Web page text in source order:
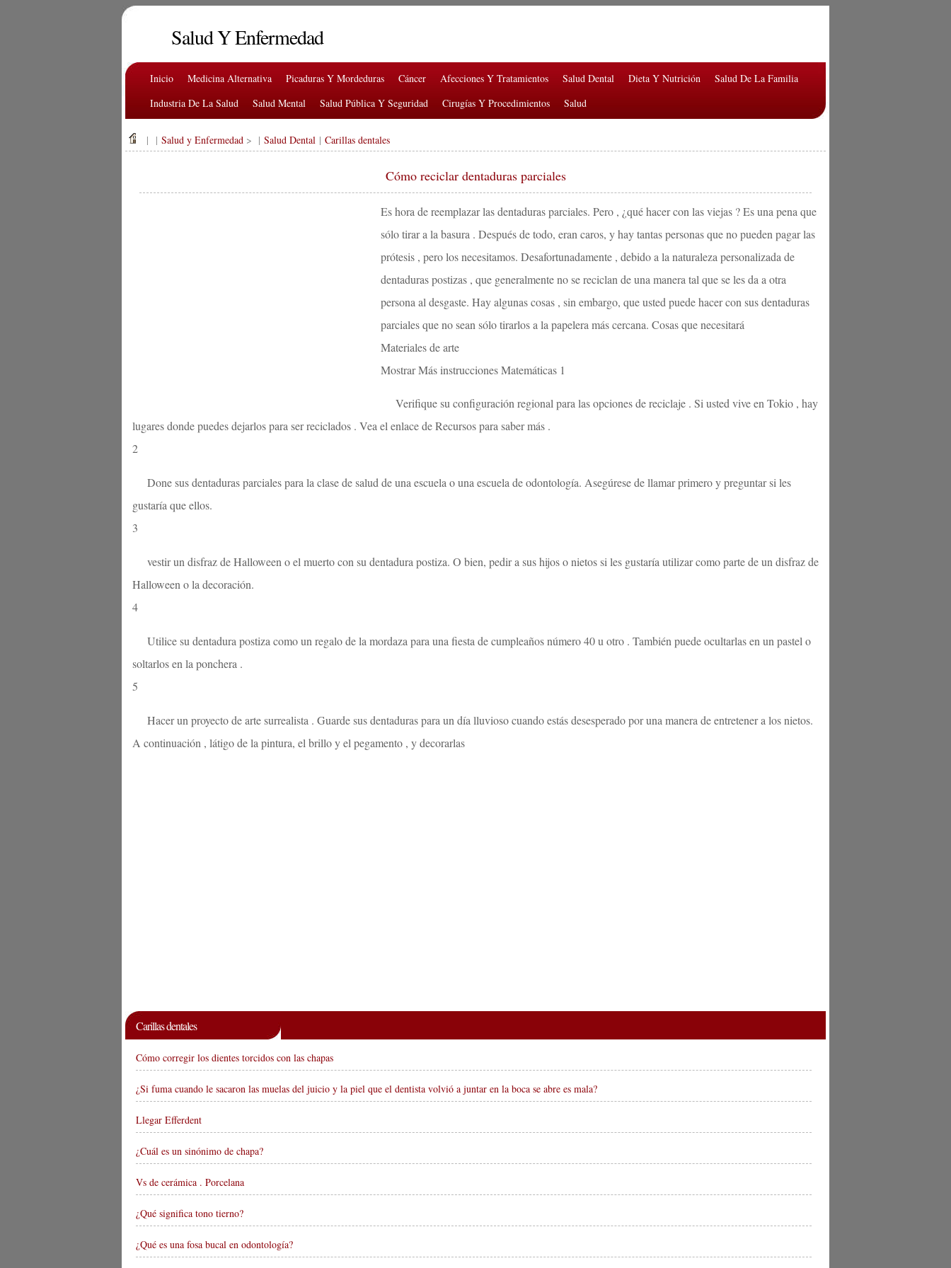
Salud Y Enfermedad
Inicio Medicina Alternativa Picaduras Y Mordeduras Cáncer Afecciones Y Tratamientos Salud Dental Dieta Y Nutrición
Salud De La Familia
Industria De La Salud
Salud Mental Salud Pública Y Seguridad Cirugías Y Procedimientos Salud
| | Salud y Enfermedad > | Salud Dental | Carillas dentales
Cómo reciclar dentaduras parciales
Es hora de reemplazar las dentaduras parciales. Pero , ¿qué hacer con las viejas ? Es una pena que
sólo tirar a la basura . Después de todo, eran caros, y hay tantas personas que no pueden pagar las
prótesis , pero los necesitamos. Desafortunadamente , debido a la naturaleza personalizada de
dentaduras postizas , que generalmente no se reciclan de una manera tal que se les da a otra
persona al desgaste. Hay algunas cosas , sin embargo, que usted puede hacer con sus dentaduras
parciales que no sean sólo tirarlos a la papelera más cercana. Cosas que necesitará
Materiales de arte
Mostrar Más instrucciones Matemáticas 1
Verifique su configuración regional para las opciones de reciclaje . Si usted vive en Tokio , hay
lugares donde puedes dejarlos para ser reciclados . Vea el enlace de Recursos para saber más .
2
Done sus dentaduras parciales para la clase de salud de una escuela o una escuela de odontología. Asegúrese de llamar primero y preguntar si les
gustaría que ellos.
3
vestir un disfraz de Halloween o el muerto con su dentadura postiza. O bien, pedir a sus hijos o nietos si les gustaría utilizar como parte de un disfraz de
Halloween o la decoración.
4
Utilice su dentadura postiza como un regalo de la mordaza para una fiesta de cumpleaños número 40 u otro . También puede ocultarlas en un pastel o
soltarlos en la ponchera .
5
Hacer un proyecto de arte surrealista . Guarde sus dentaduras para un día lluvioso cuando estás desesperado por una manera de entretener a los nietos.
A continuación , látigo de la pintura, el brillo y el pegamento , y decorarlas
Carillas dentales
Cómo corregir los dientes torcidos con las chapas
¿Si fuma cuando le sacaron las muelas del juicio y la piel que el dentista volvió a juntar en la boca se abre es mala?
Llegar Efferdent
¿Cuál es un sinónimo de chapa?
Vs de cerámica . Porcelana
¿Qué significa tono tierno?
¿Qué es una fosa bucal en odontología?